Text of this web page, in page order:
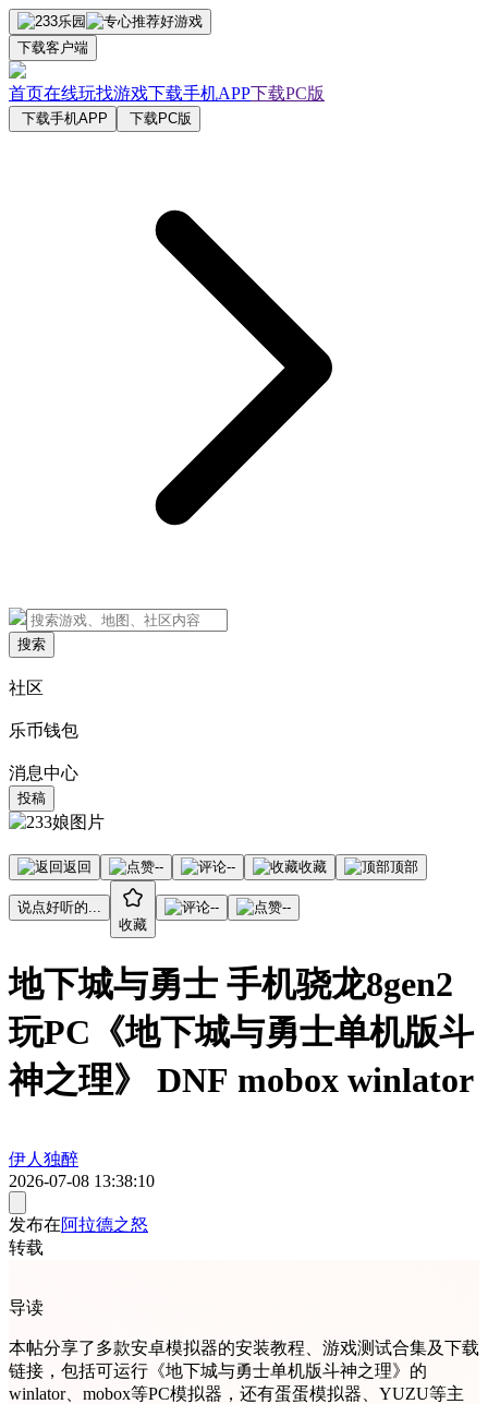
下载客户端
首页在线玩找游戏下载手机APP下载PC版
下载手机APP 下载PC版
搜索
社区
乐币钱包
消息中心
投稿
返回 -- -- 收藏 顶部
说点好听的...
收藏
-- --
地下城与勇士 手机骁龙8gen2
玩PC《地下城与勇士单机版斗
神之理》 DNF mobox winlator
伊人独醉
2026-07-08 13:38:10
发布在阿拉德之怒
转载
导读
本帖分享了多款安卓模拟器的安装教程、游戏测试合集及下载
链接，包括可运行《地下城与勇士单机版斗神之理》的
winlator、mobox等PC模拟器，还有蛋蛋模拟器、YUZU等主